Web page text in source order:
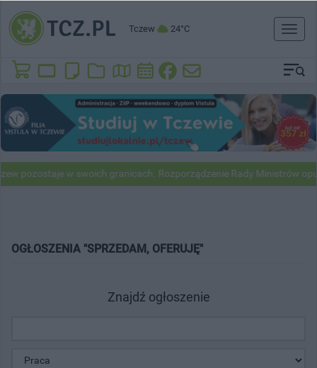
Tczew 24°C
Toggle
pozostaje w swoich granicach. Rozporządzenie Rady Ministrów
OGŁOSZENIA "SPRZEDAM, OFERUJĘ"
Znajdź ogłoszenie